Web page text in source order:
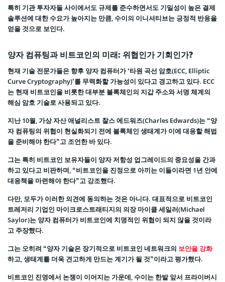
특히 기관 투자자들 사이에서도 규제를 준수하면서도 기밀성이 높은 결제
솔루션에 대한 수요가 높아지는 만큼, 수이의 이니셔티브는 긍정적 반응을
얻을 것으로 보인다.
양자 컴퓨팅과 비트코인의 미래: 위협인가 기회인가?
현재 기술 전문가들은 향후 양자 컴퓨터가 ‘타원 곡선 암호(ECC, Elliptic
Curve Cryptography)’를 무력화할 가능성이 있다고 경고하고 있다. ECC
는 현재 비트코인을 비롯한 대부분 블록체인의 지갑 주소와 서명 체계의
해심 암호 기술로 사용되고 있다.
지난 10월, 가상 자산 애널리스트 찰스 에드워즈(Charles Edwards)는 “양
자 컴퓨팅의 위협이 현실화되기 전에 블록체인 생태계가 이에 대응할 해법
을 준비해야 한다”고 조언한 바 있다.
그는 특히 비트코인 보유자들이 양자 저항성 업그레이드의 중요성을 간과
하고 있다고 비판하며, “비트코인을 진정으로 아끼는 이들이라면 1년 안에
대응책을 마련해야 한다”고 강조했다.
다만, 모두가 이러한 의견에 동의하는 것은 아니다. 대표적으로 비트코인
트레저리 기업인 마이크로스트래티지의 의장 마이클 세일러(Michael
Saylor)는 양자 컴퓨터가 비트코인에 치명적인 위협이 되지 않을 것이라
고 주장했다.
그는 오히려 “양자 기술은 장기적으로 비트코인 네트워크의 보안을 강화
하고, 생태계를 더욱 견고하게 만드는 계기가 될 것”이라고 평가했다.
비트코인 진영에서 논쟁이 이어지는 가운데, 수이는 한발 앞서 프라이버시